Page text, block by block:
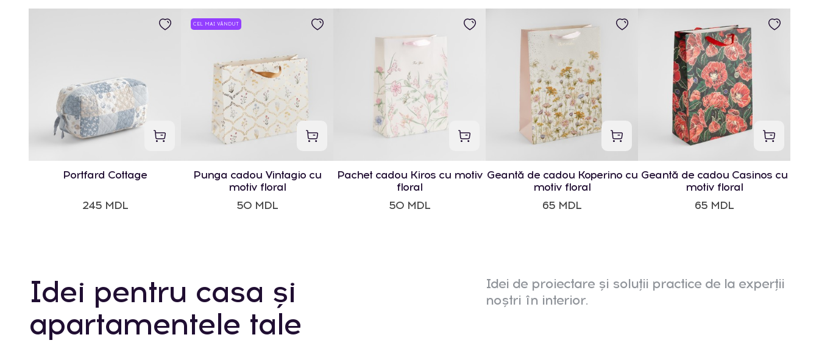
Portfard Cottage
245 MDL
CEL MAI VÂNDUT
Punga cadou Vintagio cu
motiv floral
50 MDL
Pachet cadou Kiros cu motiv
floral
50 MDL
Geantă de cadou Koperino cu
motiv floral
65 MDL
Geantă de cadou Casinos cu
motiv floral
65 MDL
Idei pentru casa și
apartamentele tale
Idei de proiectare și soluții practice de la experții
noștri în interior.